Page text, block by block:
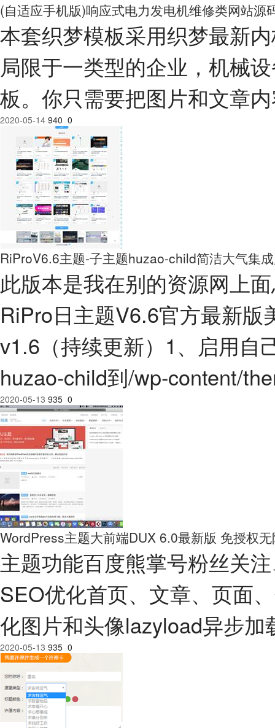
(自适应手机版)响应式电力发电机维修类网站
本套织梦模板采用织梦最新
局限于一类型的企业，机械
板。你只需要把图片和文章
2020-05-14 940 0
RiProV6.6主题-子主题huzao-child简洁大气集
此版本是我在别的资源网上
RiPro日主题V6.6官方最新
v1.6（持续更新）1、启用自
huzao-child到/wp-content/
2020-05-13 935 0
WordPress主题大前端DUX 6.0最新版 免授权
主题功能百度熊掌号粉丝关
SEO优化首页、文章、页面
化图片和头像lazyload异步
2020-05-13 935 0